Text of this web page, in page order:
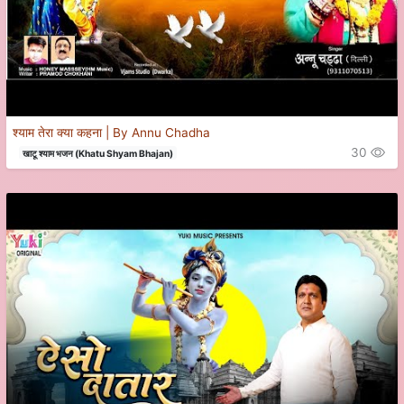
श्याम तेरा क्या कहना | By Annu Chadha
खाटू श्याम भजन (Khatu Shyam Bhajan) 30